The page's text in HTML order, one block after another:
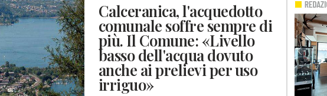
Calceranica, l'acquedotto
comunale soffre sempre di
più. Il Comune: «Livello
basso dell'acqua dovuto
anche ai prelievi per uso
irriguo»